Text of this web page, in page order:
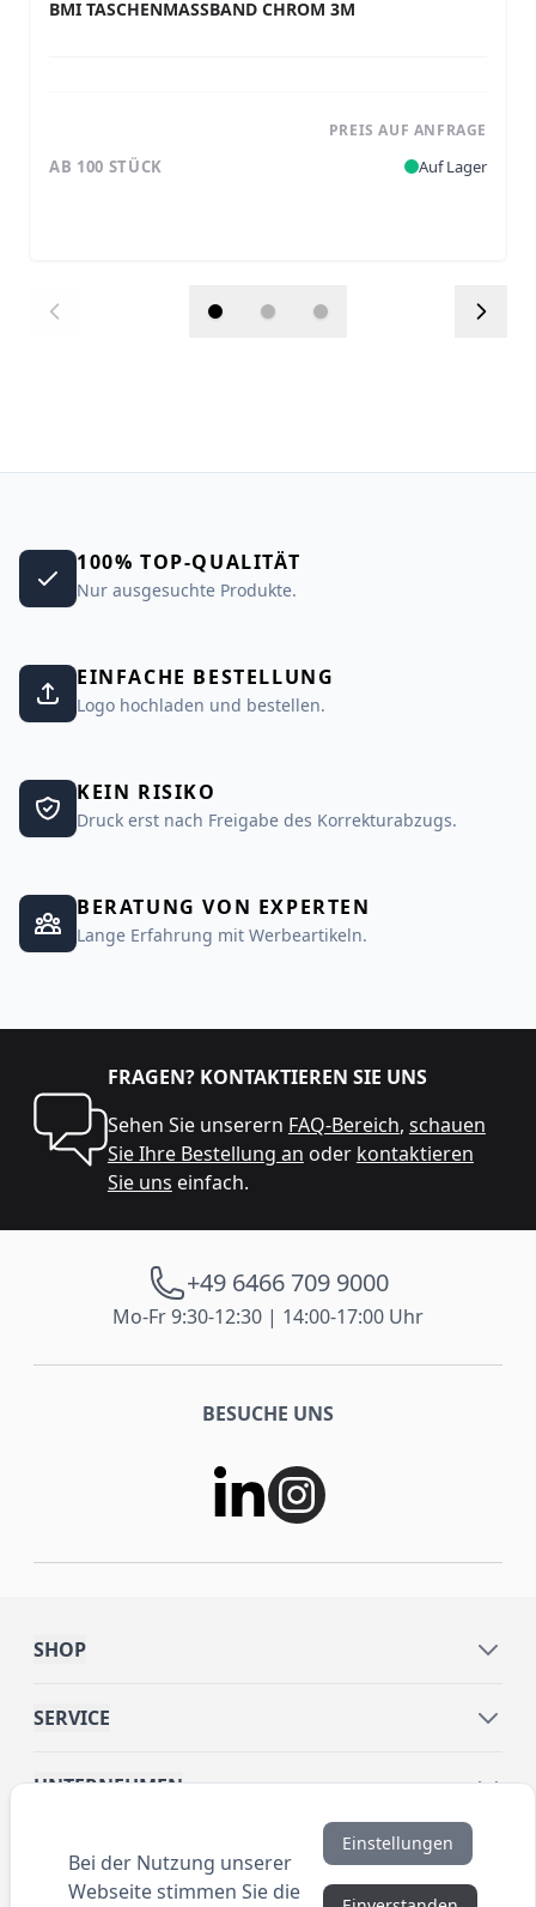
BMI TASCHENMASSBAND CHROM 3M
PREIS AUF ANFRAGE
AB 100 STÜCK Auf Lager
100% TOP-QUALITÄT
Nur ausgesuchte Produkte.
EINFACHE BESTELLUNG
Logo hochladen und bestellen.
KEIN RISIKO
Druck erst nach Freigabe des Korrekturabzugs.
BERATUNG VON EXPERTEN
Lange Erfahrung mit Werbeartikeln.
FRAGEN? KONTAKTIEREN SIE UNS
Sehen Sie unserern FAQ-Bereich, schauen
Sie Ihre Bestellung an oder kontaktieren
Sie uns einfach.
+49 6466 709 9000
Mo-Fr 9:30-12:30 | 14:00-17:00 Uhr
BESUCHE UNS
SHOP
SERVICE
UNTERNEHMEN
INFORMATIONEN
Bei der Nutzung unserer
Webseite stimmen Sie die
Einstellungen